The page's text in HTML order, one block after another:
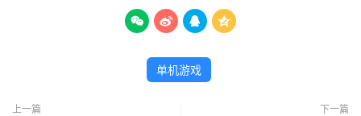
   
单机游戏
上一篇 下一篇